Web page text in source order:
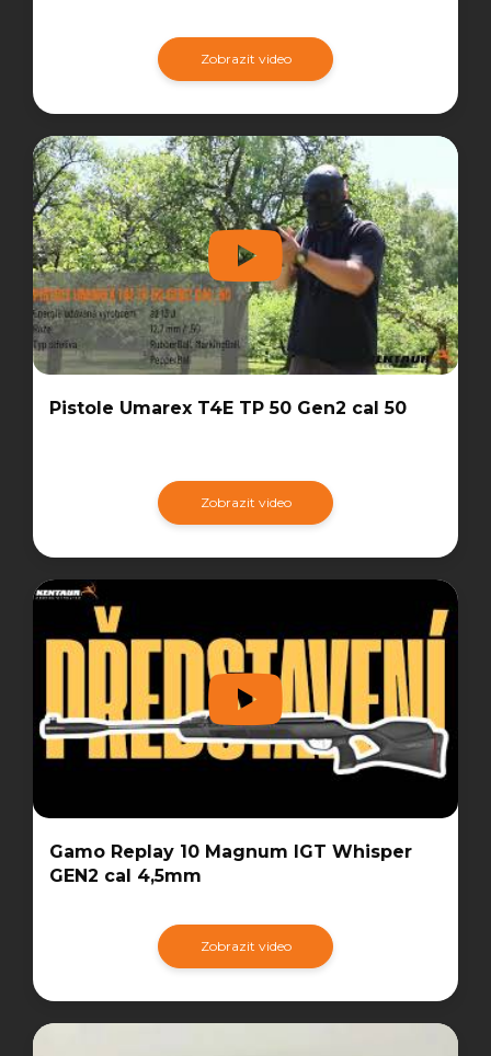
Zobrazit video
Pistole Umarex T4E TP 50 Gen2 cal 50
Zobrazit video
Gamo Replay 10 Magnum IGT Whisper
GEN2 cal 4,5mm
Zobrazit video